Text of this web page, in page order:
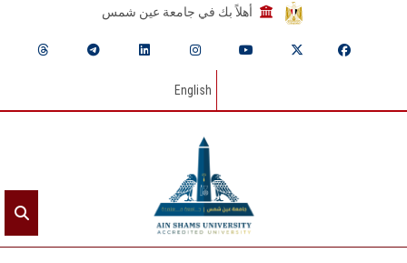
أهلاً بك في جامعة عين شمس
English